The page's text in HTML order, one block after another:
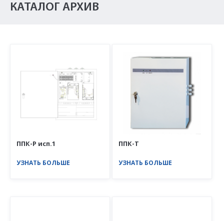
КАТАЛОГ АРХИВ
ППК-Р исп.1
УЗНАТЬ БОЛЬШЕ
ППК-Т
УЗНАТЬ БОЛЬШЕ